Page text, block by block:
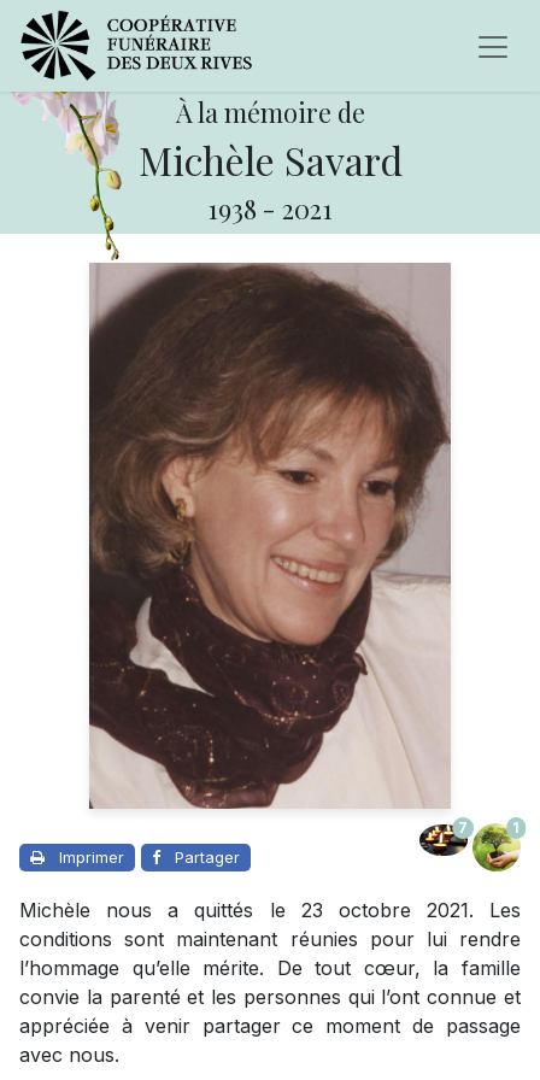
À la mémoire de
Michèle Savard
1938 - 2021
Imprimer Partager
7 1
Michèle nous a quittés le 23 octobre 2021. Les
conditions sont maintenant réunies pour lui rendre
l’hommage qu’elle mérite. De tout cœur, la famille
convie la parenté et les personnes qui l’ont connue et
appréciée à venir partager ce moment de passage
avec nous.